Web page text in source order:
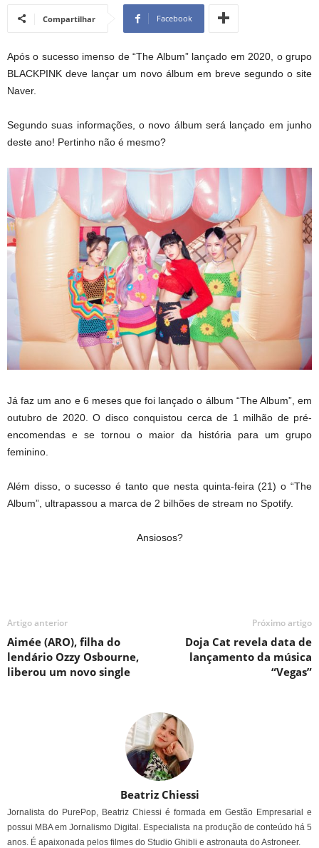
Compartilhar Facebook
Após o sucesso imenso de “The Album” lançado em 2020, o grupo
BLACKPINK deve lançar um novo álbum em breve segundo o site
Naver.
Segundo suas informações, o novo álbum será lançado em junho
deste ano! Pertinho não é mesmo?
Já faz um ano e 6 meses que foi lançado o álbum “The Album”, em
outubro de 2020. O disco conquistou cerca de 1 milhão de pré-
encomendas e se tornou o maior da história para um grupo
feminino.
Além disso, o sucesso é tanto que nesta quinta-feira (21) o “The
Album”, ultrapassou a marca de 2 bilhões de stream no Spotify.
Ansiosos?
Artigo anterior
Aimée (ARO), filha do
lendário Ozzy Osbourne,
liberou um novo single
Próximo artigo
Doja Cat revela data de
lançamento da música
“Vegas”
Beatriz Chiessi
Jornalista do PurePop, Beatriz Chiessi é formada em Gestão Empresarial e
possui MBA em Jornalismo Digital. Especialista na produção de conteúdo há 5
anos. É apaixonada pelos filmes do Studio Ghibli e astronauta do Astroneer.